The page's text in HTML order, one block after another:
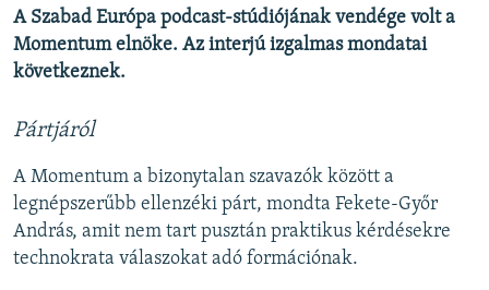
KÖVESSEN MINKET!
A Szabad Európa podcast-stúdiójának vendége volt a
Momentum elnöke. Az interjú izgalmas mondatai
következnek.
Pártjáról
A Momentum a bizonytalan szavazók között a
legnépszerűbb ellenzéki párt, mondta Fekete-Győr
András, amit nem tart pusztán praktikus kérdésekre
technokrata válaszokat adó formációnak.